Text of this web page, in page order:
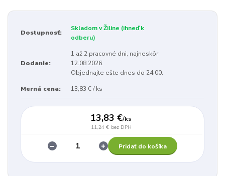
Dostupnosť:
Skladom v Žiline (ihneď k
odberu)
Dodanie:
1 až 2 pracovné dni, najneskôr
12.08.2026.
Objednajte ešte dnes do 24:00.
Merná cena: 13,83 € / ks
13,83 €/ks
11,24 € bez DPH
Pridať do košíka